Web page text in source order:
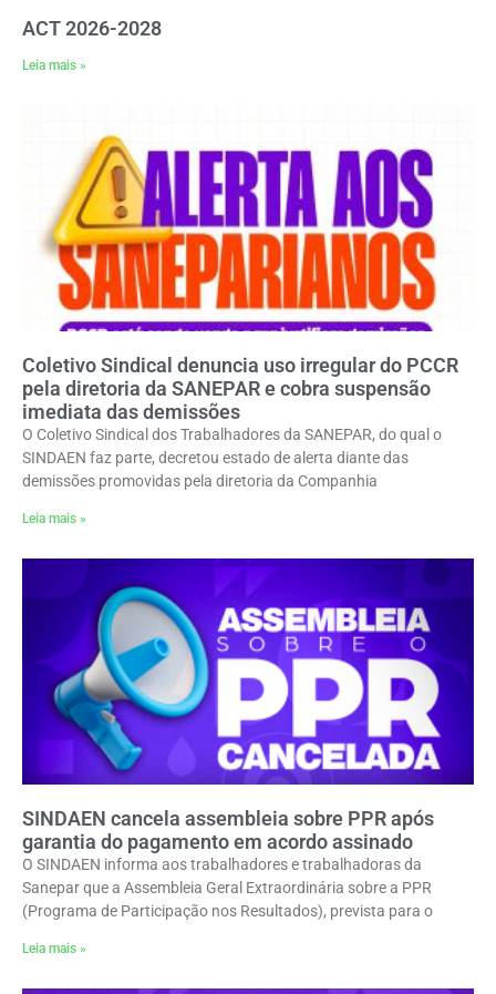
ACT 2026-2028
Leia mais »
Coletivo Sindical denuncia uso irregular do PCCR
pela diretoria da SANEPAR e cobra suspensão
imediata das demissões
O Coletivo Sindical dos Trabalhadores da SANEPAR, do qual o
SINDAEN faz parte, decretou estado de alerta diante das
demissões promovidas pela diretoria da Companhia
Leia mais »
SINDAEN cancela assembleia sobre PPR após
garantia do pagamento em acordo assinado
O SINDAEN informa aos trabalhadores e trabalhadoras da
Sanepar que a Assembleia Geral Extraordinária sobre a PPR
(Programa de Participação nos Resultados), prevista para o
Leia mais »